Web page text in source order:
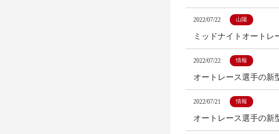
2022/07/22 山陽
ミッドナイトオートレ
2022/07/22 情報
オートレース選手の新
2022/07/21 情報
オートレース選手の新